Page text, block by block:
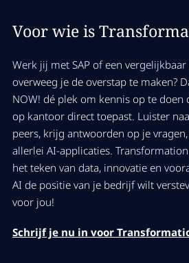
Voor wie is
Werk jij met SAP of een vergelijkbaar
overweeg je de overstap te maken?
NOW! dé plek om kennis op te doen
op kantoor direct toepast. Luister
peers, krijg antwoorden op je
allerlei AI-applicaties.
het teken van data, innovatie en
AI de positie van je bedrijf wilt
voor jou!
Schrijf je nu in voor